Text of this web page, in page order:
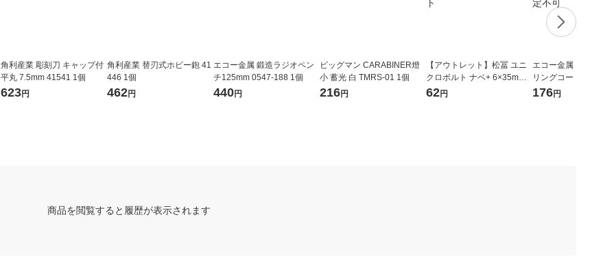
角利産業 彫刻刀 キャップ付
平丸 7.5mm 41541 1個
623円
角利産業 替刃式ホビー鉋 41
446 1個
462円
エコー金属 鍛造ラジオペン
チ125mm 0547-188 1個
440円
ビッグマン CARABINER燈
小 蓄光 白 TMRS-01 1個
216円
【アウトレット】松冨 ユニ
クロボルト ナベ+ 6×35mm 3
F030 1セット
62円
エコー金属 カ
リングコード
個 ※色指定
176円
商品を閲覧すると履歴が表示されます